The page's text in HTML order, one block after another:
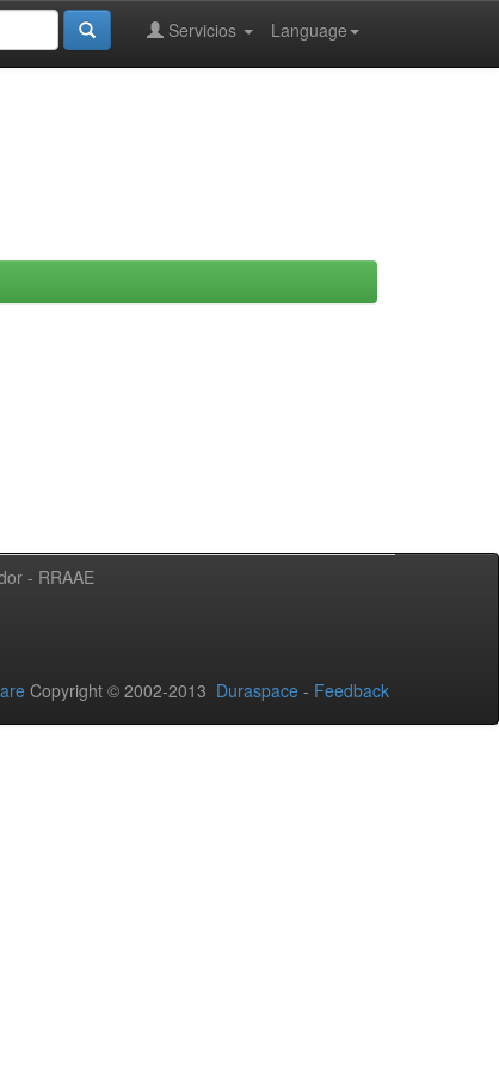
Language
Servicios
- RRAAE
Copyright © 2002-2013 Duraspace - Feedback